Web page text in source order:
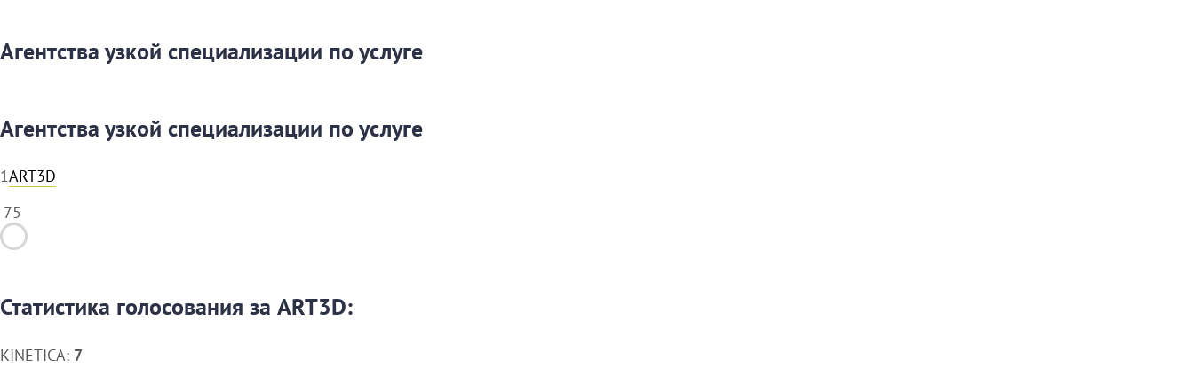
Агентства узкой специализации по услуге
Агентства узкой специализации по услуге
1ART3D
75
Статистика голосования за ART3D:
KINETICA: 7